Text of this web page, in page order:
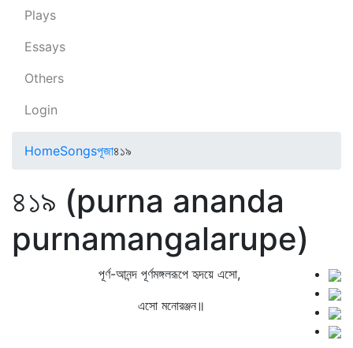
Plays
Essays
Others
Login
HomeSongsপূজা৪১৯
৪১৯ (purna ananda
purnamangalarupe)
পূর্ণ-আনন্দ পূর্ণমঙ্গলরূপে হৃদয়ে এসো,
এসো মনোরঞ্জন॥